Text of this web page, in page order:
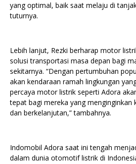
yang optimal, baik saat melaju di
tuturnya.
Lebih lanjut, Rezki berharap motor
solusi transportasi masa depan bagi
sekitarnya. “Dengan pertumbuhan
akan kendaraan ramah lingkungan
percaya motor listrik seperti Adora
tepat bagi mereka yang menginginkan
dan berkelanjutan,” tambahnya.
Indomobil Adora saat ini tengah
dalam dunia otomotif listrik di